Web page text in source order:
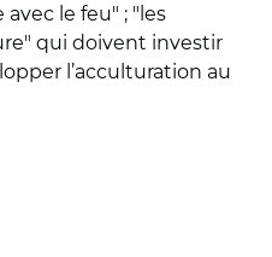
le feu" ; "les
qui doivent investir
l’acculturation au